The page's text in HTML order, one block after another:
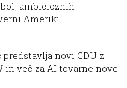
ambicioznih
Ameriki
novi CDU z
in več za AI tovarne nove